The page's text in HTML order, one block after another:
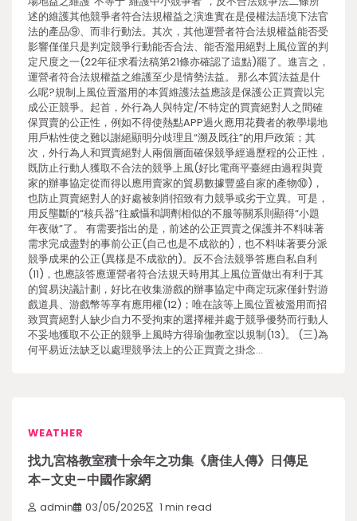
述的維護其他競爭者符合法規權益之演進實在是侵權法語境下法官
法的產品⑨、而非行動法。其次，其他運營者符合法規權益能否受
影響僅僅只是判定競爭行動能否合法、能否濫用絕對上風位置的判
定尺度之一(22年征求看法稿第21條亦確認了這點)罷了。進言之，
運營者符合法規權益之維護至少是情勢法益。 那么本質法益是什
么呢?規制上風位置濫用的本質維護法益應該是保護公正買賣以完
成公正競爭。起首，外行為人與特定/不特定的買賣絕對人之間確
保買賣的公正性，例如不得使熱點APP過火應用花費者的教學場地
用戶粘性使之難以謝絕顯明分歧理且“溯及既往”的用戶政策；其
次，外行為人和買賣絕對人兩個層面確保競爭經過歷程的公正性，
既防止行動人獲取不合法的競爭上風(好比電商平臺經由過程與賣
家的辦事協定從而得以應用賣家的貿易數據豐盛自家的產物⑩)，
也防止買賣絕對人的好處被剝削招致有力競爭或劣于立異。可是，
用反壟斷的“核兵器”往威懾和調劑相似的不服等關系則顯得“小題
年夜做”了。 有需要指出的是，前述的公正買賣之保護并不料味著
需求完成盡對的事前公正(自己也是不成欲的)，也不料味著要分派
競爭成果的公正(異樣是不成欲的)。反不合法競爭答應自私自利
(11)，也應該答應運營者符合法規天時用其上風位置做出有利于其
的貿易決議計劃，好比在收集游戲的辦事協定中商定玩家僅針對游
戲道具、游戲幣等享有應用權(12)；唯在該等上風位置被濫用而招
致買賣絕對人缺少自力不受拘束的選擇權并處于競爭優勢而行動人
不妥地獲取不公正的競爭上風時方得瑜伽教室以規制(13)。 (三)為
何平易近法缺乏以處理競爭法上的公正買賣之掛念…
WEATHER
找九宮格教室積十余年之功集《唐佳人傳》日傳足
本–文史–中國作家網
admin 03/05/2025 1 min read